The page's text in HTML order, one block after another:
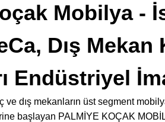
Mobilya -
Dış
Endüstriyel
ve dış mekanların üst segment
başlayan PALMİYE KOÇAK